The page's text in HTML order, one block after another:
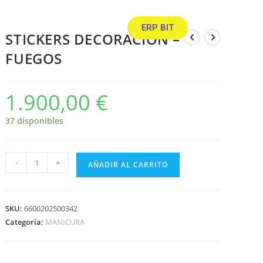
ERP BIT
STICKERS DECORACION –
FUEGOS
1.900,00 €
37 disponibles
- + AÑADIR AL CARRITO
SKU:6600202500342
Categoría: MANICURA